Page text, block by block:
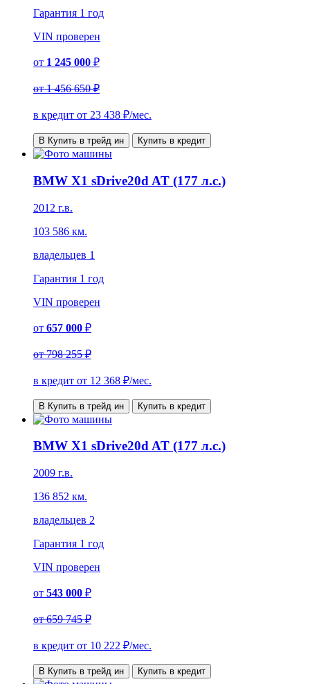
Гарантия 1 год
VIN проверен
от 1 245 000 ₽
от1 456 650 ₽
в кредит от 23 438 ₽/мес.
В Купить в трейд ин Купить в кредит
BMW X1 sDrive20d AT (177 л.с.)
2012 г.в.
103 586 км.
владельцев 1
Гарантия 1 год
VIN проверен
от 657 000 ₽
от798 255 ₽
в кредит от 12 368 ₽/мес.
В Купить в трейд ин Купить в кредит
BMW X1 sDrive20d AT (177 л.с.)
2009 г.в.
136 852 км.
владельцев 2
Гарантия 1 год
VIN проверен
от 543 000 ₽
от659 745 ₽
в кредит от 10 222 ₽/мес.
В Купить в трейд ин Купить в кредит